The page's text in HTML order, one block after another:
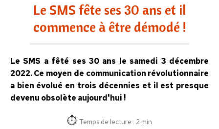
Le SMS fête ses 30 ans et il
commence à être démodé !
Le SMS a fêté ses 30 ans le samedi 3 décembre
2022. Ce moyen de communication révolutionnaire
a bien évolué en trois décennies et il est presque
devenu obsolète aujourd'hui !
Temps de lecture : 2 min